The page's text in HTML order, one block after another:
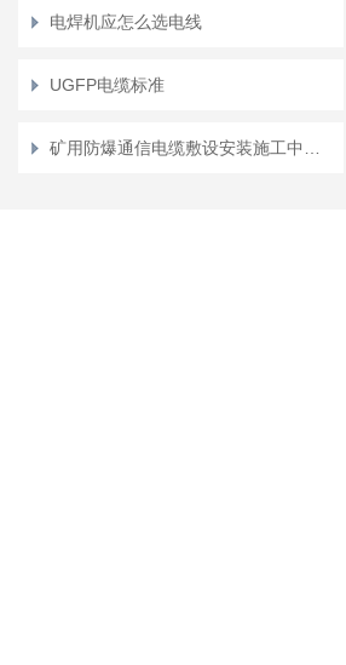
电焊机应怎么选电线
UGFP电缆标准